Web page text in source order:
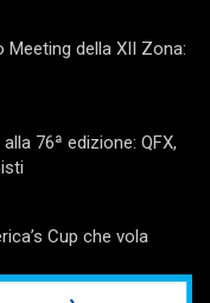
della XII Zona:
76ª edizione: QFX,
Cup che vola